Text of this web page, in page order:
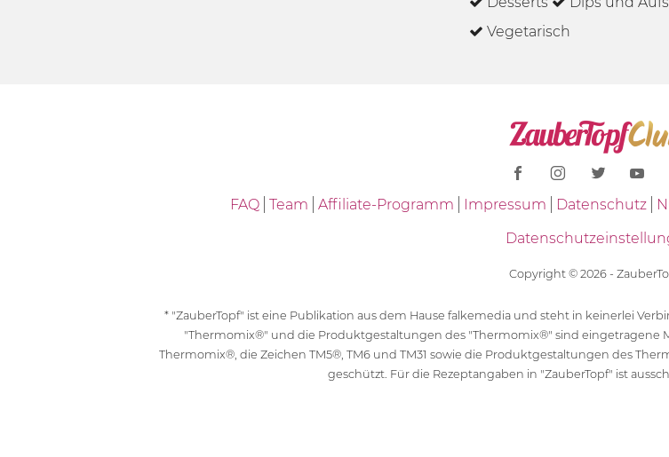
Vegetarisch
FAQ Team Affiliate-Programm Impressum Datenschutz
Copyright © 2026 -
* "ZauberTopf" ist eine Publikation aus dem Hause falkemedia und steht in keinerlei
"Thermomix®" und die Produktgestaltungen des "Thermomix®" sind eingetragene
Thermomix®, die Zeichen TM5®, TM6 und TM31 sowie die Produktgestaltungen des
geschützt. Für die Rezeptangaben in "ZauberTopf" ist